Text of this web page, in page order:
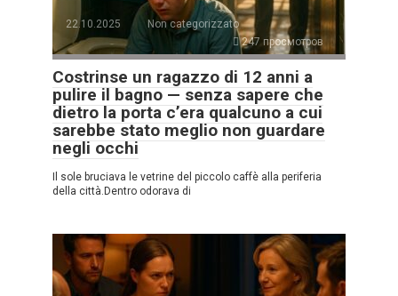
22.10.2025
Non categorizzato
247 просмотров
Costrinse un ragazzo di 12 anni a
pulire il bagno — senza sapere che
dietro la porta c’era qualcuno a cui
sarebbe stato meglio non guardare
negli occhi
Il sole bruciava le vetrine del piccolo caffè alla periferia
della città.Dentro odorava di